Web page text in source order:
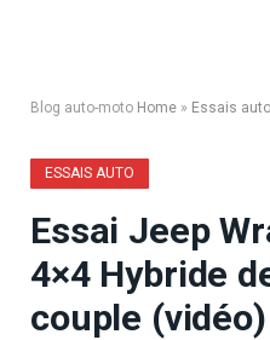
Blog auto-moto Home » Essais auto
ESSAIS AUTO
Essai Jeep
4×4 Hybride
couple (vidéo)